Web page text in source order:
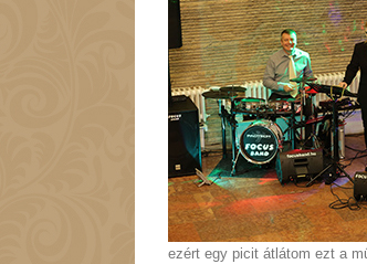
ezért egy picit átlátom ezt a